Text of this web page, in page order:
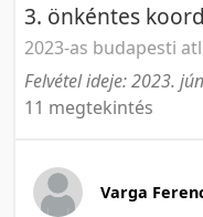
3. önkéntes
2023-as budapesti
Felvétel ideje: 2023.
11 megtekintés
Varga